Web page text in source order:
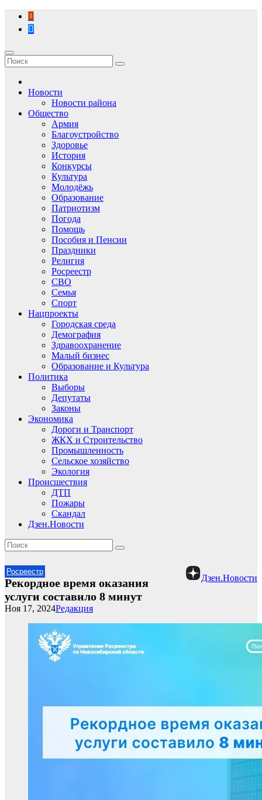
Перейти
содержимому
Новости
Новости района
Общество
Армия
Благоустройство
Здоровье
История
Конкурсы
Культура
Молодёжь
Образование
Патриотизм
Погода
Помощь
Пособия и Пенсии
Праздники
Религия
Росреестр
СВО
Семья
Спорт
Нацпроекты
Городская среда
Демография
Здравоохранение
Малый бизнес
Образование и Культура
Политика
Выборы
Депутаты
Законы
Экономика
Дороги и Транспорт
ЖКХ и Строительство
Промышленность
Сельское хозяйство
Экология
Происшествия
ДТП
Пожары
Скандал
Дзен.Новости
Росреестр
Дзен.Новости
Рекордное время оказания
услуги составило 8 минут
Редакция
Ноя 17, 2024